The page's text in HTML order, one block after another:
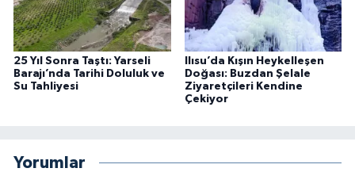
25 Yıl Sonra Taştı: Yarseli
Barajı’nda Tarihi Doluluk ve
Su Tahliyesi
Ilısu’da Kışın Heykelleşen
Doğası: Buzdan Şelale
Ziyaretçileri Kendine
Çekiyor
Yorumlar